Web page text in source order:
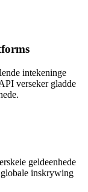
intekeninge
verseker gladde
geldeenhede
globale inskrywing